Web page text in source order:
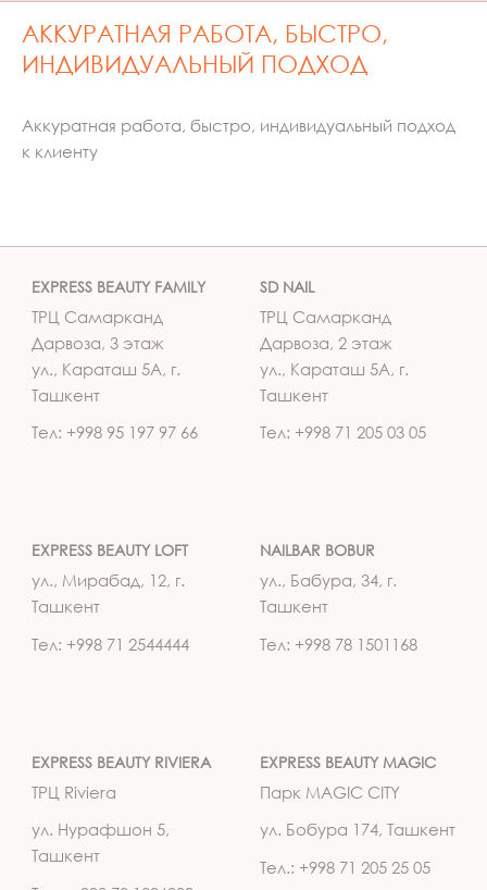
SKIP
TO
CONTENT
АККУРАТНАЯ РАБОТА, БЫСТРО,
ИНДИВИДУАЛЬНЫЙ ПОДХОД
Аккуратная работа, быстро, индивидуальный подход
к клиенту
EXPRESS BEAUTY FAMILY
ТРЦ Самарканд
Дарвоза, 3 этаж
ул., Караташ 5А, г.
Ташкент
Тел: +998 95 197 97 66
SD NAIL
ТРЦ Самарканд
Дарвоза, 2 этаж
ул., Караташ 5А, г.
Ташкент
Тел: +998 71 205 03 05
EXPRESS BEAUTY LOFT
ул., Мирабад, 12, г.
Ташкент
Тел: +998 71 2544444
NAILBAR BOBUR
ул., Бабура, 34, г.
Ташкент
Тел: +998 78 1501168
EXPRESS BEAUTY RIVIERA
ТРЦ Riviera
ул. Нурафшон 5,
Ташкент
EXPRESS BEAUTY MAGIC
Парк MAGIC CITY
ул. Бобура 174, Ташкент
Тел.: +998 71 205 25 05